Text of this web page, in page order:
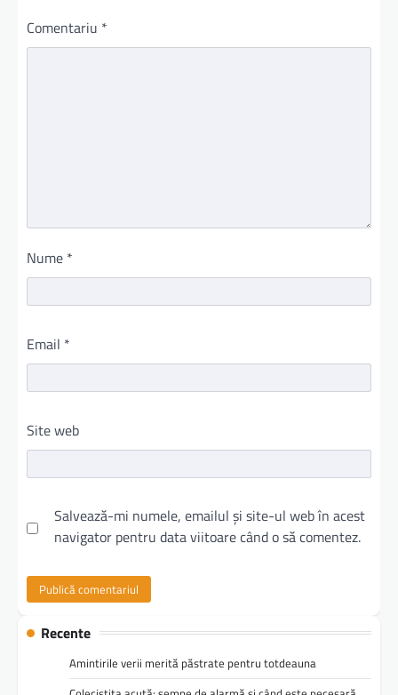
Comentariu *
Nume *
Email *
Site web
Salvează-mi numele, emailul și site-ul web în acest
navigator pentru data viitoare când o să comentez.
Recente
Amintirile verii merită păstrate pentru totdeauna